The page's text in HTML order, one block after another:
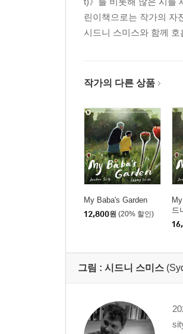
린이책으로는 작가의 자
시드니 스미스와 함께 호
작가의 다른 상품
My Baba's Garden
12,800원 (20% 할인)
드
뜰
그림 : 시드니 스미스